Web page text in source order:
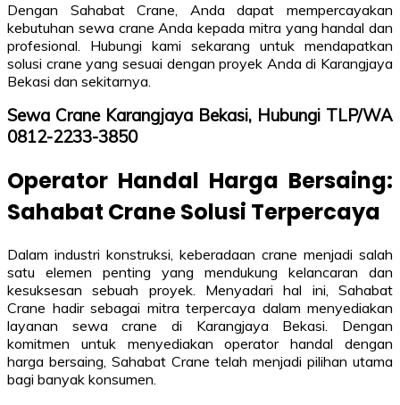
Dengan Sahabat Crane, Anda dapat mempercayakan
kebutuhan sewa crane Anda kepada mitra yang handal dan
profesional. Hubungi kami sekarang untuk mendapatkan
solusi crane yang sesuai dengan proyek Anda di Karangjaya
Bekasi dan sekitarnya.
Sewa Crane Karangjaya Bekasi, Hubungi TLP/WA
0812-2233-3850
Operator Handal Harga Bersaing:
Sahabat Crane Solusi Terpercaya
Dalam industri konstruksi, keberadaan crane menjadi salah
satu elemen penting yang mendukung kelancaran dan
kesuksesan sebuah proyek. Menyadari hal ini, Sahabat
Crane hadir sebagai mitra terpercaya dalam menyediakan
layanan sewa crane di Karangjaya Bekasi. Dengan
komitmen untuk menyediakan operator handal dengan
harga bersaing, Sahabat Crane telah menjadi pilihan utama
bagi banyak konsumen.